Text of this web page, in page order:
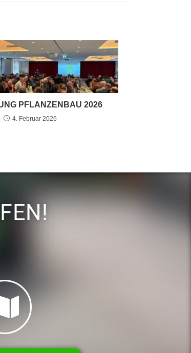
PFLANZENBAU 2026
4. Februar 2026